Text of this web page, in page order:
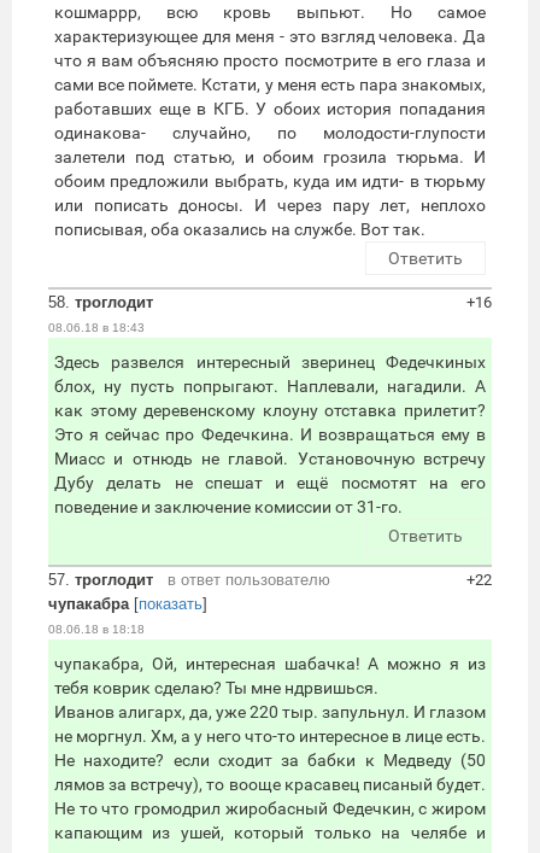
кошмаррр, всю кровь выпьют. Но самое
характеризующее для меня - это взгляд человека. Да
что я вам объясняю просто посмотрите в его глаза и
сами все поймете. Кстати, у меня есть пара знакомых,
работавших еще в КГБ. У обоих история попадания
одинакова- случайно, по молодости-глупости
залетели под статью, и обоим грозила тюрьма. И
обоим предложили выбрать, куда им идти- в тюрьму
или пописать доносы. И через пару лет, неплохо
пописывая, оба оказались на службе. Вот так.
Ответить
58. троглодит
08.06.18 в 18:43
+16
Здесь развелся интересный зверинец Федечкиных
блох, ну пусть попрыгают. Наплевали, нагадили. А
как этому деревенскому клоуну отставка прилетит?
Это я сейчас про Федечкина. И возвращаться ему в
Миасс и отнюдь не главой. Установочную встречу
Дубу делать не спешат и ещё посмотят на его
поведение и заключение комиссии от 31-го.
Ответить
57. троглодит
в ответ пользователю
чупакабра[показать]
08.06.18 в 18:18
+22
чупакабра, Ой, интересная шабачка! А можно я из
тебя коврик сделаю? Ты мне ндрвишься.
Иванов алигарх, да, уже 220 тыр. запульнул. И глазом
не моргнул. Хм, а у него что-то интересное в лице есть.
Не находите? если сходит за бабки к Медведу (50
лямов за встречу), то вооще красавец писаный будет.
Не то что громодрил жиробасный Федечкин, с жиром
капающим из ушей, который только на челябе и